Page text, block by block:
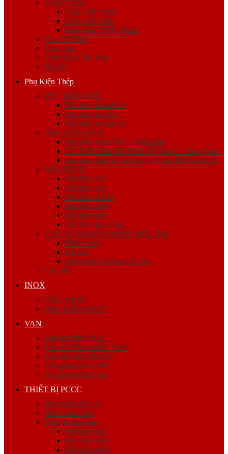
THÉP TẤM
Thép Tấm Trơn
Thép Tấm Gân
Thép Tấm Nhập Khẩu
Cọc Cừ Thép
Thép Đặc
Thép Ray Cầu Trục
Xà Gồ
Phụ Kiện Thép
PHỤ KIỆN REN
Phụ kiện ren Mech
Phụ kiện ren K1
Phụ kiện ren giá rẻ
PHỤ KIỆN HÀN
Phụ kiện hàn FKK – Nhật Bản
Phụ Kiện Hàn Jinil bend (Dybend) – Hàn Quốc
Phụ kiện hàn SCH20 SCH40 SCH80 SCH160
MẶT BÍCH
Mặt bích JIS
Mặt bích BS
Mặt bích ANSI
Mặt bích DIN
Mặt bích mù
Mặt bích gia công
VẬT TƯ KHOAN NHỒI, SIÊU ÂM
Măng sông
Nắp bịt
Kẽm buộc, bulong, ốc viss
Cóc nối
INOX
ỐNG INOX
PHỤ KIỆN INOX
VAN
Van ren Minh Hòa
Van ren Giacomini – Italy
Van mặt bích Shin Yi
Van gang hàn Quốc
Van gang Đài Loan
THIẾT BỊ PCCC
Ống Thép PCCC
Bình chữa cháy
Thiết bị báo cháy
Còi báo cháy
Đầu báo khói
Đầu báo nhiệt